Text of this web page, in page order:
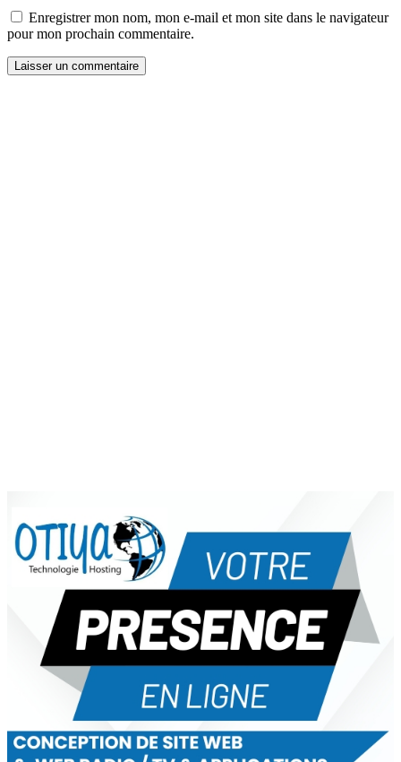
Enregistrer mon nom, mon e-mail et mon site dans le navigateur
pour mon prochain commentaire.